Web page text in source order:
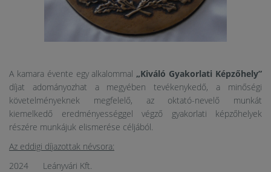
A kamara évente egy alkalommal „Kiváló Gyakorlati Képzőhely”
díjat adományozhat a megyében tevékenykedő, a minőségi
követelményeknek megfelelő, az oktató-nevelő munkát
kiemelkedő eredményességgel végző gyakorlati képzőhelyek
részére munkájuk elismerése céljából.
Az eddigi díjazottak névsora:
2024 Leányvári Kft.